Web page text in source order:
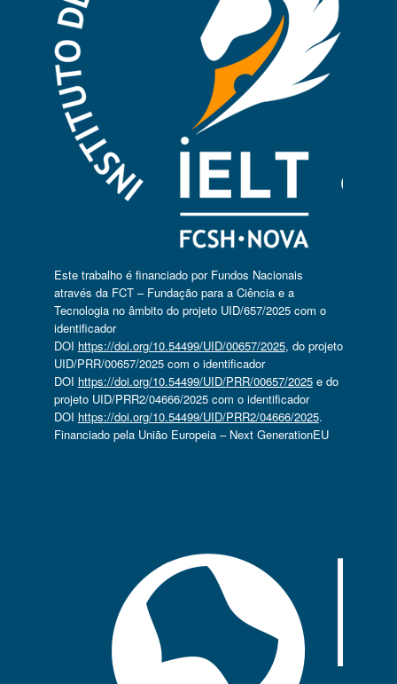
Este trabalho é financiado por Fundos Nacionais
através da FCT – Fundação para a Ciência e a
Tecnologia no âmbito do projeto UID/657/2025 com o
identificador
DOI https://doi.org/10.54499/UID/00657/2025, do projeto
UID/PRR/00657/2025 com o identificador
DOI https://doi.org/10.54499/UID/PRR/00657/2025e do
projeto UID/PRR2/04666/2025 com o identificador
DOI https://doi.org/10.54499/UID/PRR2/04666/2025.
Financiado pela União Europeia – Next GenerationEU